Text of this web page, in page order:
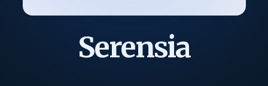
Serensia